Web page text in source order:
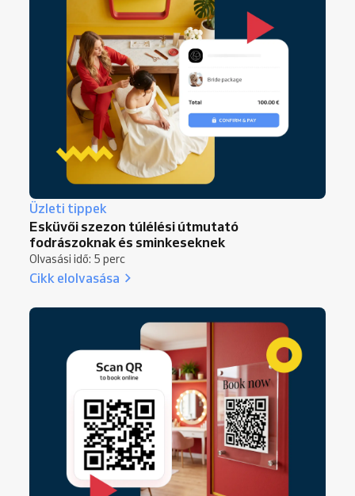
Üzleti tippek
Esküvői szezon túlélési útmutató
fodrászoknak és sminkeseknek
Olvasási idő: 5 perc
Cikk elolvasása